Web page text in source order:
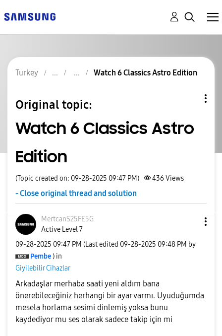
Turkey Watch 6 Classics Astro Edition
Original topic:
Watch 6 Classics Astro
Edition
(Topic created on: 09-28-2025 09:47 PM) 436 Views
- Close original thread and solution
MertcanS25FE5G
Active Level 7
‎09-28-2025 09:47 PM (Last edited ‎09-28-2025 09:48 PM by
Pembe ) in
Giyilebilir Cihazlar
Arkadaşlar merhaba saati yeni aldım bana
önerebileceğiniz herhangi bir ayar varmı. Uyuduğumda
mesela horlama sesimi dinlemiş yoksa bunu
kaydediyor mu ses olarak sadece takip için mi